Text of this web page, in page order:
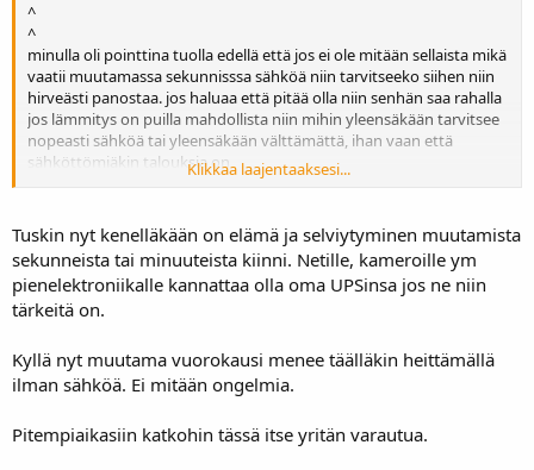
^
^
minulla oli pointtina tuolla edellä että jos ei ole mitään sellaista mikä
vaatii muutamassa sekunnisssa sähköä niin tarvitseeko siihen niin
hirveästi panostaa. jos haluaa että pitää olla niin senhän saa rahalla
jos lämmitys on puilla mahdollista niin mihin yleensäkään tarvitsee
nopeasti sähköä tai yleensäkään välttämättä, ihan vaan että
sähköttömiäkin talouksia on
ihan meillä menee muutama tunti ilman agreja/akkuja mitään eikä
täällä ekana tulee kiertovesipumppu, ei tule lämpöä, siihen on jo
aiemmin ollut pikku vertti ja akut, kertaakaan ei ole tarvinnut
oikeasti
en juo vettä joten ei haittaa jos ei kaivosta tule mutta sekin pyörii
kun yksivaiheinen sillä pikku vertillä jos olisi tarve
pidän todella epätodennäköisenä yli vuorokauden katkoa
sitten aletaan lypsää akuista hyvin maltillisesti jos katastrofi tulee
varautumisemme on aivan överiä, kaikki harrastuksen puitteissa, ei
Klikkaa laajentaaksesi...
Tuskin nyt kenelläkään on elämä ja selviytyminen muutamista
sekunneista tai minuuteista kiinni. Netille, kameroille ym
pienelektroniikalle kannattaa olla oma UPSinsa jos ne niin
tärkeitä on.
Kyllä nyt muutama vuorokausi menee täälläkin heittämällä
ilman sähköä. Ei mitään ongelmia.
Pitempiaikasiin katkohin tässä itse yritän varautua.